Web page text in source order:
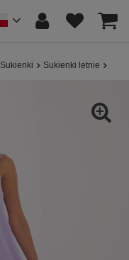
Sukienki Sukienki letnie